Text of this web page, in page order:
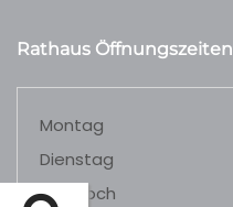
Rathaus Öffnungszeiten
Montag
Dienstag
Mittwoch